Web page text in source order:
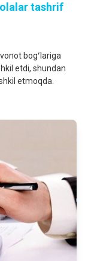
tashrif
bogʻlariga
etdi, shundan
etmoqda.